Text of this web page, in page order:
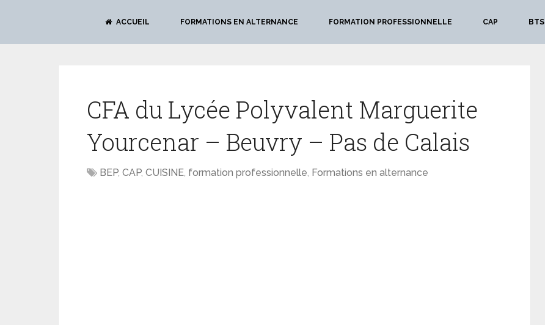
ACCUEIL FORMATIONS EN ALTERNANCE FORMATION PROFESSIONNELLE CAP BTS
CFA du Lycée Polyvalent Marguerite
Yourcenar – Beuvry – Pas de Calais
BEP, CAP, CUISINE, formation professionnelle, Formations en alternance